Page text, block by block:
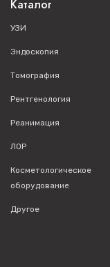
Каталог
УЗИ
Эндоскопия
Томография
Рентгенология
Реанимация
ЛОР
Косметологическое
оборудование
Другое